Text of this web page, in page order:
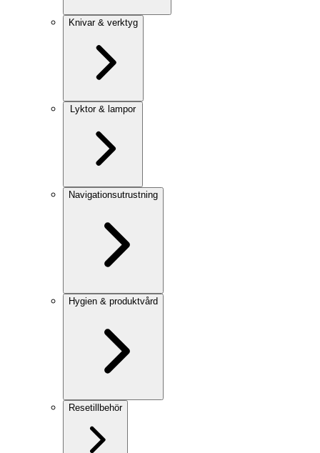
Knivar & verktyg
Lyktor & lampor
Navigationsutrustning
Hygien & produktvård
Resetillbehör